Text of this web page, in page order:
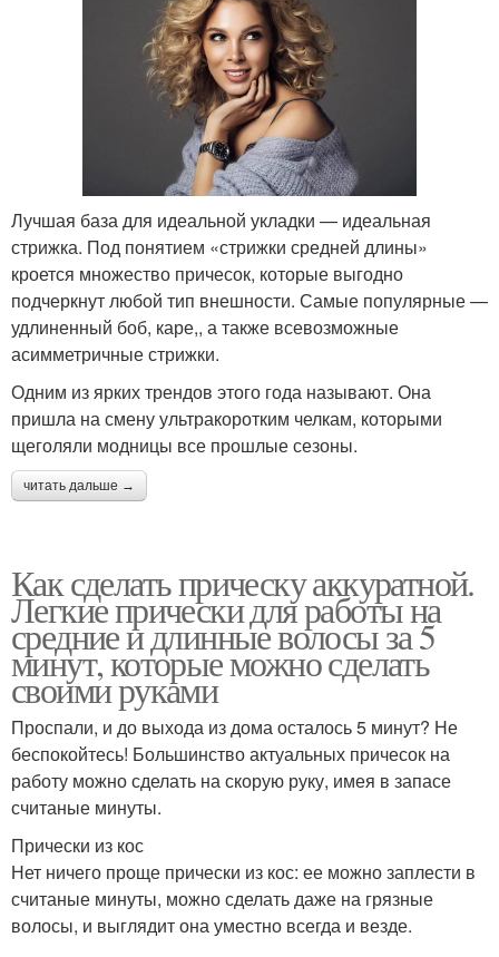
Лучшая база для идеальной укладки — идеальная
стрижка. Под понятием «стрижки средней длины»
кроется множество причесок, которые выгодно
подчеркнут любой тип внешности. Самые популярные —
удлиненный боб, каре,, а также всевозможные
асимметричные стрижки.
Одним из ярких трендов этого года называют. Она
пришла на смену ультракоротким челкам, которыми
щеголяли модницы все прошлые сезоны.
читать дальше →
Как сделать прическу аккуратной.
Легкие прически для работы на
средние и длинные волосы за 5
минут, которые можно сделать
своими руками
Проспали, и до выхода из дома осталось 5 минут? Не
беспокойтесь! Большинство актуальных причесок на
работу можно сделать на скорую руку, имея в запасе
считаные минуты.
Прически из кос
Нет ничего проще прически из кос: ее можно заплести в
считаные минуты, можно сделать даже на грязные
волосы, и выглядит она уместно всегда и везде.